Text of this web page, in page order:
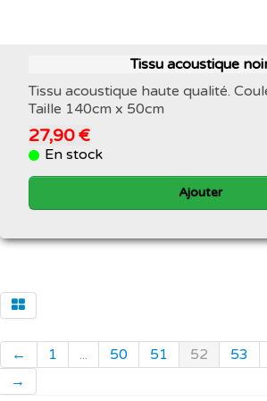
Tissu acoustique
Tissu acoustique haute qualité.
Taille 140cm x 50cm
27,90 €
En stock
Ajouter
← 1 ... 50 51 52 53
→